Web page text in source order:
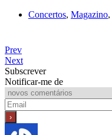
Concertos, Magazino,
Prev
Next
Subscrever
Notificar-me de